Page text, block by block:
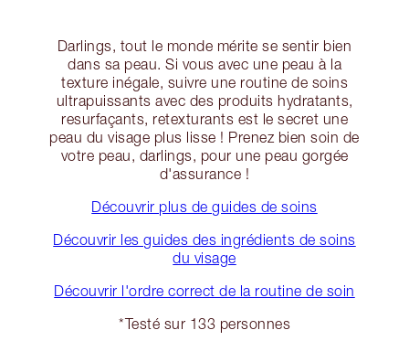
Darlings, tout le monde mérite se sentir bien
dans sa peau. Si vous avec une peau à la
texture inégale, suivre une routine de soins
ultrapuissants avec des produits hydratants,
resurfaçants, retexturants est le secret une
peau du visage plus lisse ! Prenez bien soin de
votre peau, darlings, pour une peau gorgée
d'assurance !
Découvrir plus de guides de soins
Découvrir les guides des ingrédients de soins
du visage
Découvrir l'ordre correct de la routine de soin
*Testé sur 133 personnes